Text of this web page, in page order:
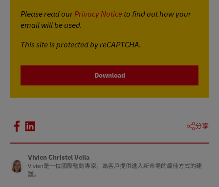
Please read ourPrivacy Notice to find out how your
email will be used.
This site is protected by reCAPTCHA.
Download
分享
Vivien Christel Vella
Vivien是一位國際營銷專家，為客戶提供進入新市場的最佳方式的建
議。